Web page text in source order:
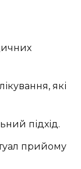
які
підхід.
прийому